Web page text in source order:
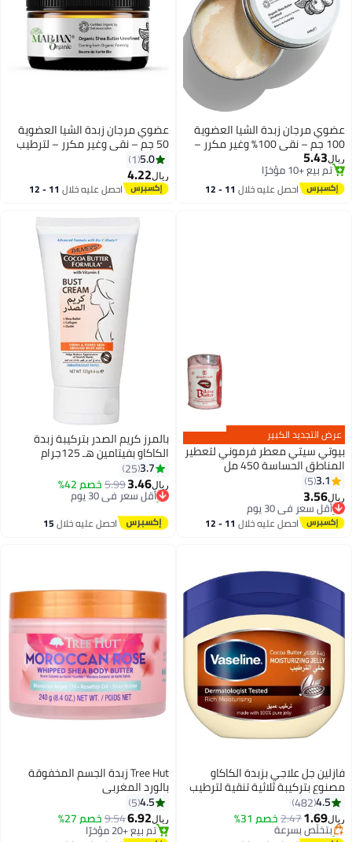
عضوي مرجان زبدة الشيا العضوية
100 جم – نقي 100٪ وغير مكرر –
للعناية بالوجه والشعر والجسم
والأظافر
ريال5.43
تم بيع +10 مؤخرًا
تم بيع +10 مؤخرًااحصل عليه خلال 11 - 12
عضوي مرجان زبدة الشيا العضوية
50 جم – نقي وغير مكرر – لترطيب
الوجه والشعر والجسم
5.0
1
ريال4.22
احصل عليه خلال 11 - 12
عرض التجديد الكبير
بيوتي سيتي معطر فرموني لتعطير
المناطق الحساسة 450 مل
3.1
5
ريال3.56
أقل سعر في 30 يوم
تم بيع +10 مؤخرًا
أقل سعر في 30 يوماحصل عليه خلال 11 - 12
بالمرز كريم الصدر بتركيبة زبدة
الكاكاو بفيتامين هـ 125جرام
3.7
25
ريال3.46
5.99خصم 42%أقل سعر في 30 يوم
تم بيع +10 مؤخرًا
أقل سعر في 30 يوم
احصل عليه خلال15
فازلين جل علاجي بزبدة الكاكاو
مصنوع بتركيبة ثلاثية تنقية لترطيب
غني 250 جم 250 مل 250ملليلتر4.5
482
ريال1.69
2.47خصم 31%بتخلّص بسرعة
تم بيع +70 مؤخرًا
Tree Hut زبدة الجسم المخفوقة
بالورد المغربي
4.5
5
ريال6.92
9.54خصم 27%
تم بيع +20 مؤخرًا